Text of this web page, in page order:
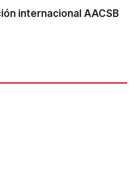
internacional AACSB